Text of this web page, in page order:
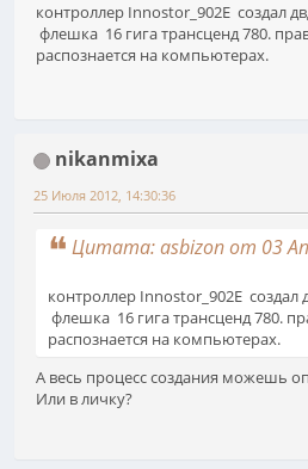
контроллер Innostor_902E создал
флешка 16 гига трансценд 780.
распознается на компьютерах.
nikanmixa
25 Июля 2012, 14:30:36
Цитата: asbizon от 03
контроллер Innostor_902E создал
флешка 16 гига трансценд 780.
распознается на компьютерах.
А весь процесс создания можешь
Или в личку?